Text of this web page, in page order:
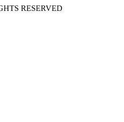
RESERVED